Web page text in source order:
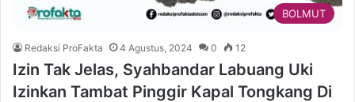
BOLMUT
Redaksi ProFakta 4 Agustus, 2024 0 12
Izin Tak Jelas, Syahbandar Labuang Uki
Izinkan Tambat Pinggir Kapal Tongkang Di